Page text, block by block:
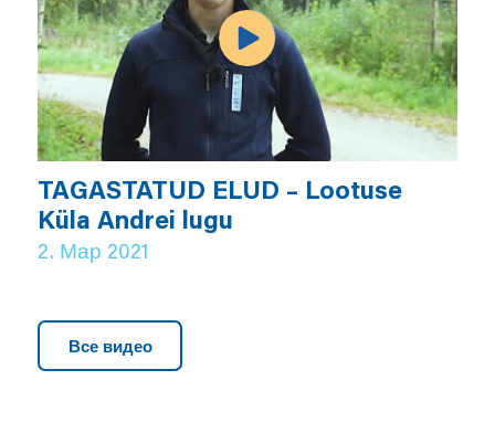
TAGASTATUD ELUD – Lootuse
Küla Andrei lugu
2. Мар 2021
Все видео